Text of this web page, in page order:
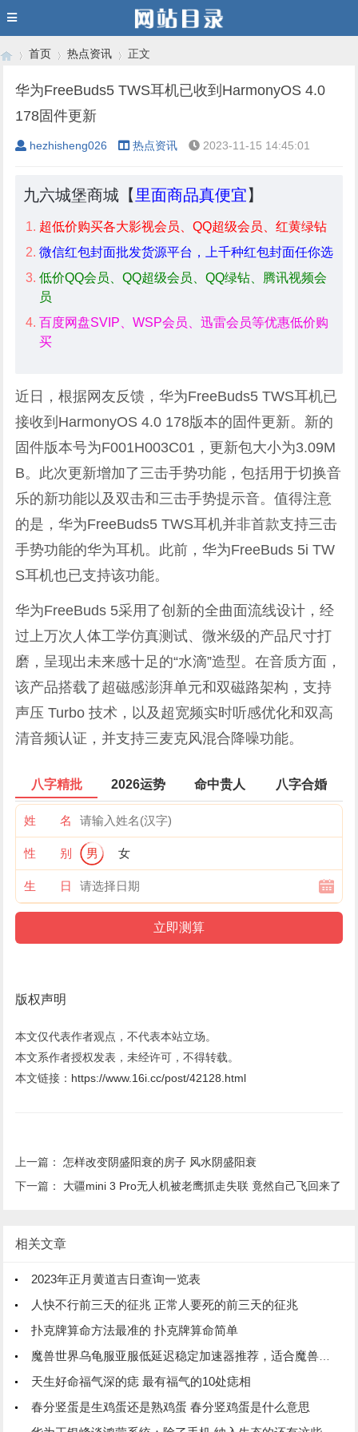
›
首页
›
热点资讯 正文
华为FreeBuds5 TWS耳机已收到HarmonyOS 4.0
178固件更新
hezhisheng026 热点资讯 2023-11-15 14:45:01
九六城堡商城【 里面商品真便宜】
超低价购买各大影视会员、QQ超级会员、红黄绿钻
微信红包封面批发货源平台，上千种红包封面任你选
低价QQ会员、QQ超级会员、QQ绿钻、腾讯视频会
员
百度网盘SVIP、WSP会员、迅雷会员等优惠低价购
买
近日，根据网友反馈，华为FreeBuds5 TWS耳机已
接收到HarmonyOS 4.0 178版本的固件更新。新的
固件版本号为F001H003C01，更新包大小为3.09M
B。此次更新增加了三击手势功能，包括用于切换音
乐的新功能以及双击和三击手势提示音。值得注意
的是，华为FreeBuds5 TWS耳机并非首款支持三击
手势功能的华为耳机。此前，华为FreeBuds 5i TW
S耳机也已支持该功能。
华为FreeBuds 5采用了创新的全曲面流线设计，经
过上万次人体工学仿真测试、微米级的产品尺寸打
磨，呈现出未来感十足的“水滴”造型。在音质方面，
该产品搭载了超磁感澎湃单元和双磁路架构，支持
声压 Turbo 技术，以及超宽频实时听感优化和双高
清音频认证，并支持三麦克风混合降噪功能。
八字精批 2026运势 命中贵人 八字合婚
姓 名
性 别 男 女
生 日
版权声明
本文仅代表作者观点，不代表本站立场。
本文系作者授权发表，未经许可，不得转载。
本文链接： https://www.16i.cc/post/42128.html
上一篇：怎样改变阴盛阳衰的房子 风水阴盛阳衰
下一篇： 大疆mini 3 Pro无人机被老鹰抓走失联 竟然自己飞回来了
相关文章
2023年正月黄道吉日查询一览表
人快不行前三天的征兆 正常人要死的前三天的征兆
扑克牌算命方法最准的 扑克牌算命简单
魔兽世界乌龟服亚服低延迟稳定加速器推荐，适合魔兽世界乌龟服亚服加速器
天生好命福气深的痣 最有福气的10处痣相
春分竖蛋是生鸡蛋还是熟鸡蛋 春分竖鸡蛋是什么意思